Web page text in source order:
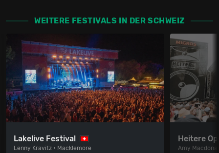
WEITERE FESTIVALS IN DER SCHWEIZ
Lakelive Festival
Lenny Kravitz • Macklemore
Heitere
Amy